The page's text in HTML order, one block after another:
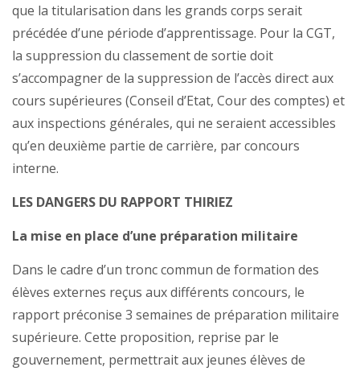
que la titularisation dans les grands corps serait
précédée d’une période d’apprentissage. Pour la CGT,
la suppression du classement de sortie doit
s’accompagner de la suppression de l’accès direct aux
cours supérieures (Conseil d’Etat, Cour des comptes) et
aux inspections générales, qui ne seraient accessibles
qu’en deuxième partie de carrière, par concours
interne.
LES DANGERS DU RAPPORT THIRIEZ
La mise en place d’une préparation militaire
Dans le cadre d’un tronc commun de formation des
élèves externes reçus aux différents concours, le
rapport préconise 3 semaines de préparation militaire
supérieure. Cette proposition, reprise par le
gouvernement, permettrait aux jeunes élèves de